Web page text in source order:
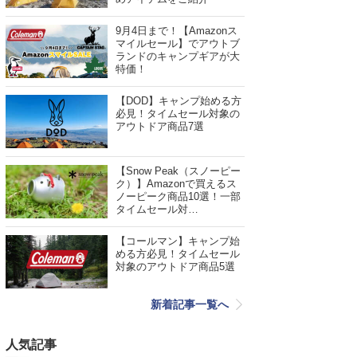
9月4日まで！【Amazonス
マイルセール】でアウトブ
ランドのキャンプギアが大
特価！
【DOD】キャンプ始める方
必見！タイムセール対象の
アウトドア商品7選
【Snow Peak（スノーピー
ク）】Amazonで買えるス
ノーピーク商品10選！一部
タイムセール対…
【コールマン】キャンプ始
める方必見！タイムセール
対象のアウトドア商品5選
新着記事一覧へ
人気記事